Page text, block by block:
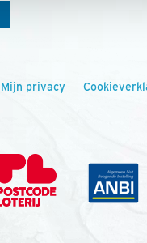
Mijn privacy